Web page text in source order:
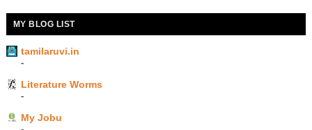
MY BLOG LIST
tamilaruvi.in
-
Literature Worms
-
My Jobu